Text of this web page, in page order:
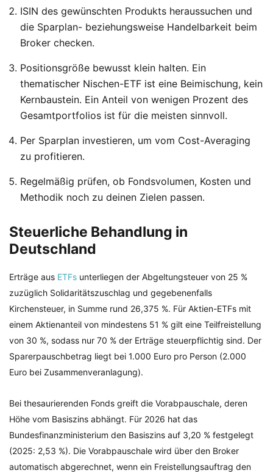
ISIN des gewünschten Produkts heraussuchen und
die Sparplan- beziehungsweise Handelbarkeit beim
Broker checken.
Positionsgröße bewusst klein halten. Ein
thematischer Nischen-ETF ist eine Beimischung, kein
Kernbaustein. Ein Anteil von wenigen Prozent des
Gesamtportfolios ist für die meisten sinnvoll.
Per Sparplan investieren, um vom Cost-Averaging
zu profitieren.
Regelmäßig prüfen, ob Fondsvolumen, Kosten und
Methodik noch zu deinen Zielen passen.
Steuerliche Behandlung in
Deutschland
Erträge aus ETFs unterliegen der Abgeltungsteuer von 25 %
zuzüglich Solidaritätszuschlag und gegebenenfalls
Kirchensteuer, in Summe rund 26,375 %. Für Aktien-ETFs mit
einem Aktienanteil von mindestens 51 % gilt eine Teilfreistellung
von 30 %, sodass nur 70 % der Erträge steuerpflichtig sind. Der
Sparerpauschbetrag liegt bei 1.000 Euro pro Person (2.000
Euro bei Zusammenveranlagung).
Bei thesaurierenden Fonds greift die Vorabpauschale, deren
Höhe vom Basiszins abhängt. Für 2026 hat das
Bundesfinanzministerium den Basiszins auf 3,20 % festgelegt
(2025: 2,53 %). Die Vorabpauschale wird über den Broker
automatisch abgerechnet, wenn ein Freistellungsauftrag den